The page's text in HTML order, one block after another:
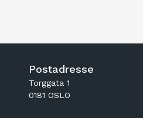
Postadresse
Torggata 1
0181 OSLO